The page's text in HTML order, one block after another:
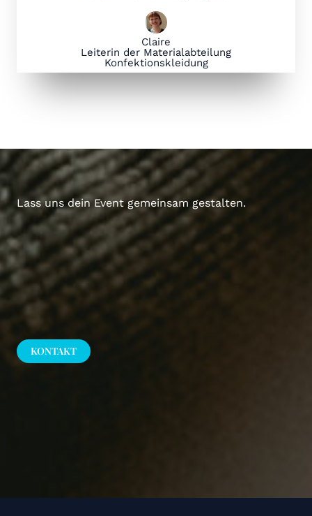
Claire
Leiterin der Materialabteilung
Konfektionskleidung
Lass uns dein Event gemeinsam gestalten.
KONTAKT